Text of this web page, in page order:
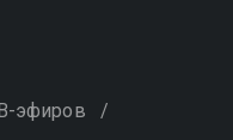
эфиров /